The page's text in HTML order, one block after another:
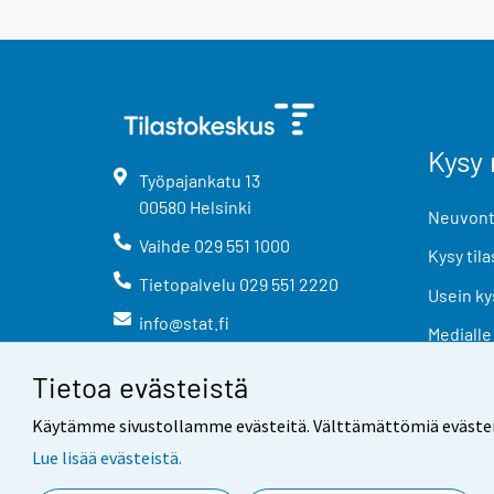
Tietoa evästeistä
Käytämme sivustollamme evästeitä. Välttämättömiä
Lue lisää evästeistä.
Työpajankatu 13
00580 Helsinki
Vaihde 029 551 1000
Tietopalvelu 029 551 2220
info@stat.fi
Kysy
Usein
Medialle